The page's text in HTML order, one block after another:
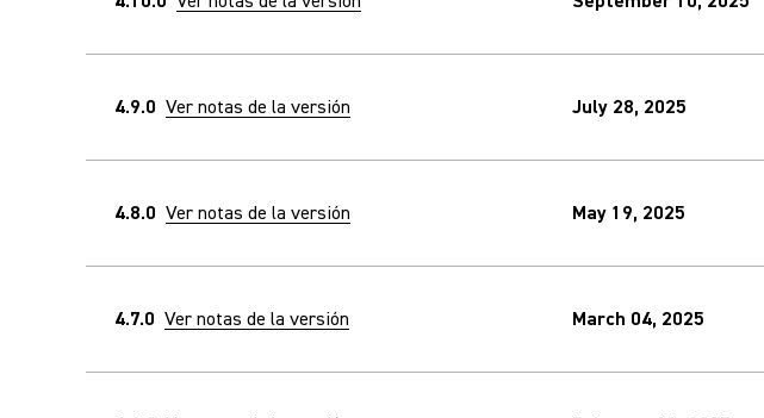
4.9.0 Ver notas de la versión July 28, 2025
4.8.0 Ver notas de la versión May 19, 2025
4.7.0 Ver notas de la versión March 04, 2025